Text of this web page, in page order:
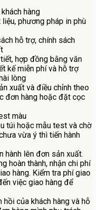
hàng
phương pháp in phù
hỗ trợ, chính sách
hợp đồng bằng văn
kế miễn phí và hỗ trợ
lòng
xuất và điều chỉnh theo
đơn hàng hoặc đặt cọc
màu
túi hoặc mẫu test và chờ
vừa ý thì tiến hành
hành lên đơn sản xuất.
hoàn thành, nhận chi phí
hàng. Kiểm tra phí giao
việc giao hàng để
hồi của khách hàng và hỗ